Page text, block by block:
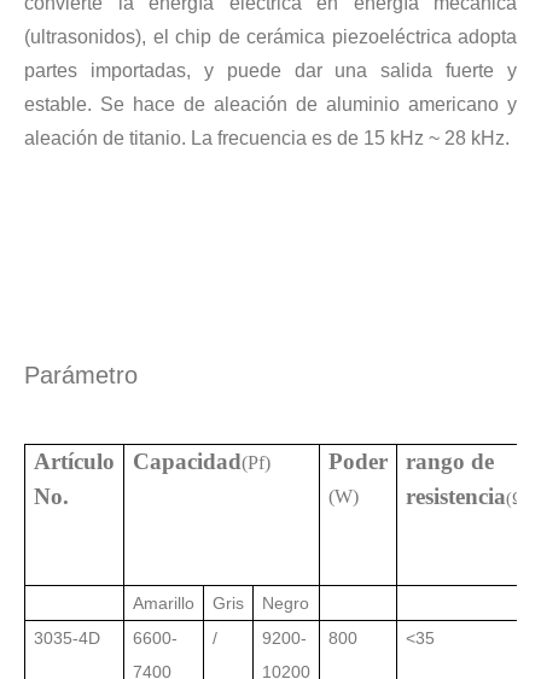
La era de la energía del hidrógeno: oportunidades para los equipos de pulverización ultrasónica
El sistema de recubrimiento de pulverización ultrasónica es una
(ultrasonidos), el chip de cerámica piezoeléctrica adopta
partes importadas, y puede dar una salida fuerte y
estable. Se hace de aleación de aluminio americano y
aleación de titanio. La frecuencia es de 15 kHz ~ 28 kHz.
Parámetro
Artículo
No.
Capacidad(Pf) Poder
(W)
rango de
resistencia(Ω)
Amarillo Gris
Negro
3035-4D
6600-
7400
/
9200-
10200
800 <35